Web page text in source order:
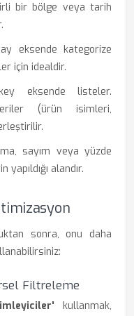
bir bölge veya tarih
eksende kategorize
için idealdir.
eksende listeler.
(ürün isimleri,
sayım veya yüzde
alandır.
sonra, onu daha
Filtreleme
kullanmak,